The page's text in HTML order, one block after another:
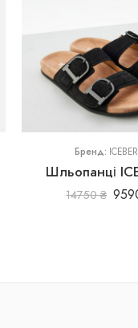
Бренд:
Шльопанці
14750₴
36
38